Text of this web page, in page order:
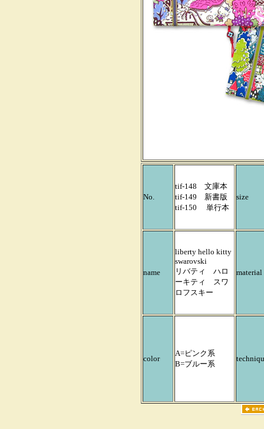
No.
tif-148 文庫本
tif-149 新書版
tif-150 単行本
size
name
liberty hello kitty
swarovski
リバティ ハロ
ーキティ スワ
ロフスキー
material
color
A=ピンク系
B=ブルー系